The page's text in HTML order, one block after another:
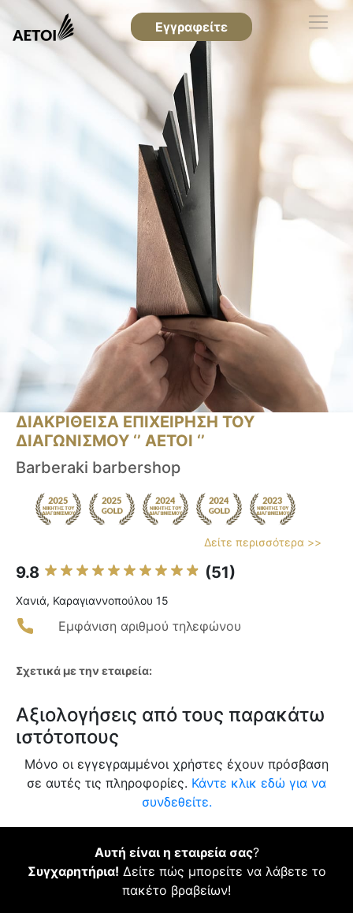
Εγγραφείτε
ΔΙΑΚΡΙΘΕΙΣΑ ΕΠΙΧΕΙΡΗΣΗ ΤΟΥ
ΔΙΑΓΩΝΙΣΜΟΥ ‘’ ΑΕΤΟΙ ‘’
Barberaki barbershop
Δείτε περισσότερα >>
9.8 (51)
Χανιά, Καραγιαννοπούλου 15
Εμφάνιση αριθμού τηλεφώνου
Σχετικά με την εταιρεία:
Αξιολογήσεις από τους παρακάτω
ιστότοπους
Μόνο οι εγγεγραμμένοι χρήστες έχουν πρόσβαση
σε αυτές τις πληροφορίες. Κάντε κλικ εδώ για να
συνδεθείτε.
Αυτή είναι η εταιρεία σας?
Συγχαρητήρια! Δείτε πώς μπορείτε να λάβετε το
πακέτο βραβείων!